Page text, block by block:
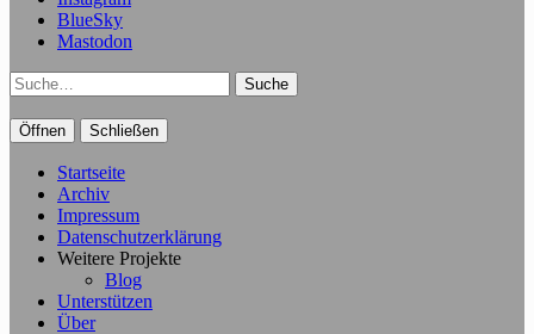
BlueSky
Mastodon
Suche
Öffnen Schließen
Startseite
Archiv
Impressum
Datenschutzerklärung
Weitere Projekte
Blog
Unterstützen
Über